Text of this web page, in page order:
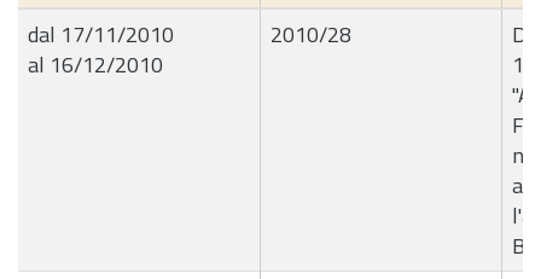
dal 17/11/2010
al 16/12/2010
2010/28